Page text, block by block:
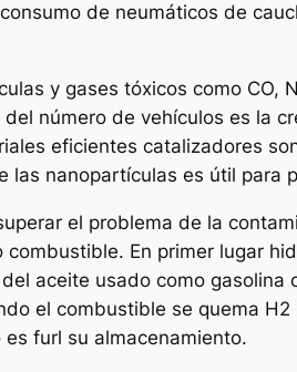
de neumáticos de
y gases tóxicos como CO,
número de vehículos es la
eficientes catalizadores
las nanopartículas es útil para
el problema de la
combustible. En primer lugar
aceite usado como
el combustible se quema
furl su almacenamiento.